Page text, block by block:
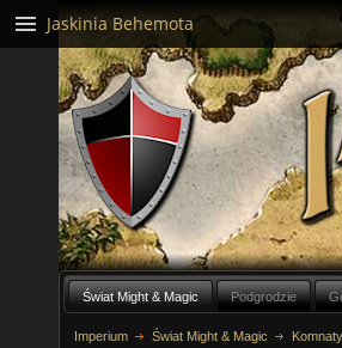
Świat Might & Magic Podgrodzie
Imperium Świat Might & Magic
Jaskinia Behemota